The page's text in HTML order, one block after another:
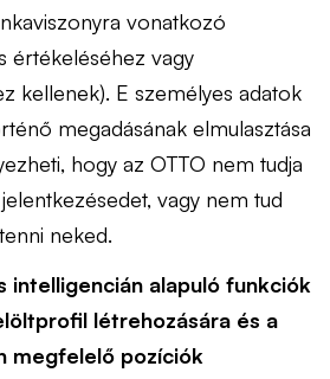
vonatkozó
értékeléséhez vagy
kellenek). E személyes adatok
megadásának elmulasztása
hogy az OTTO nem tudja
vagy nem tud
neked.
intelligencián alapuló funkciók
létrehozására és a
megfelelő pozíciók